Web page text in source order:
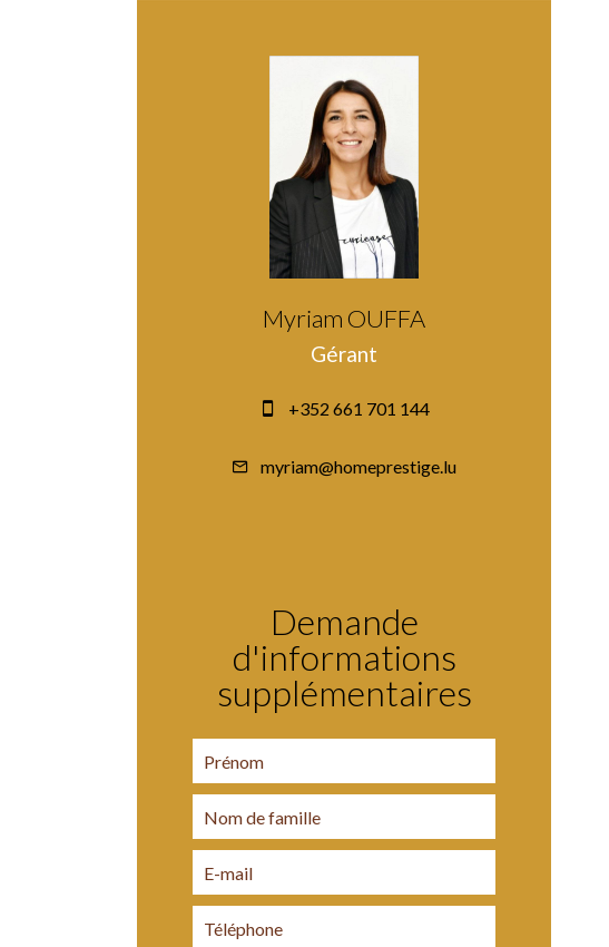
Myriam OUFFA
Gérant
+352 661 701 144
myriam@homeprestige.lu
Demande
d'informations
supplémentaires